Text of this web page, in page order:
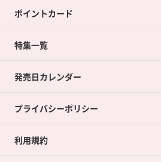
店舗買取について
ネット買取について
買取承諾書について
ポイントカード
ポイントカードTOP
ポイント交換景品
特集一覧
発売日カレンダー
プライバシーポリシー
利用規約